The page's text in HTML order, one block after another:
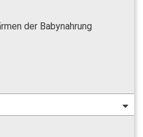
der Babynahrung